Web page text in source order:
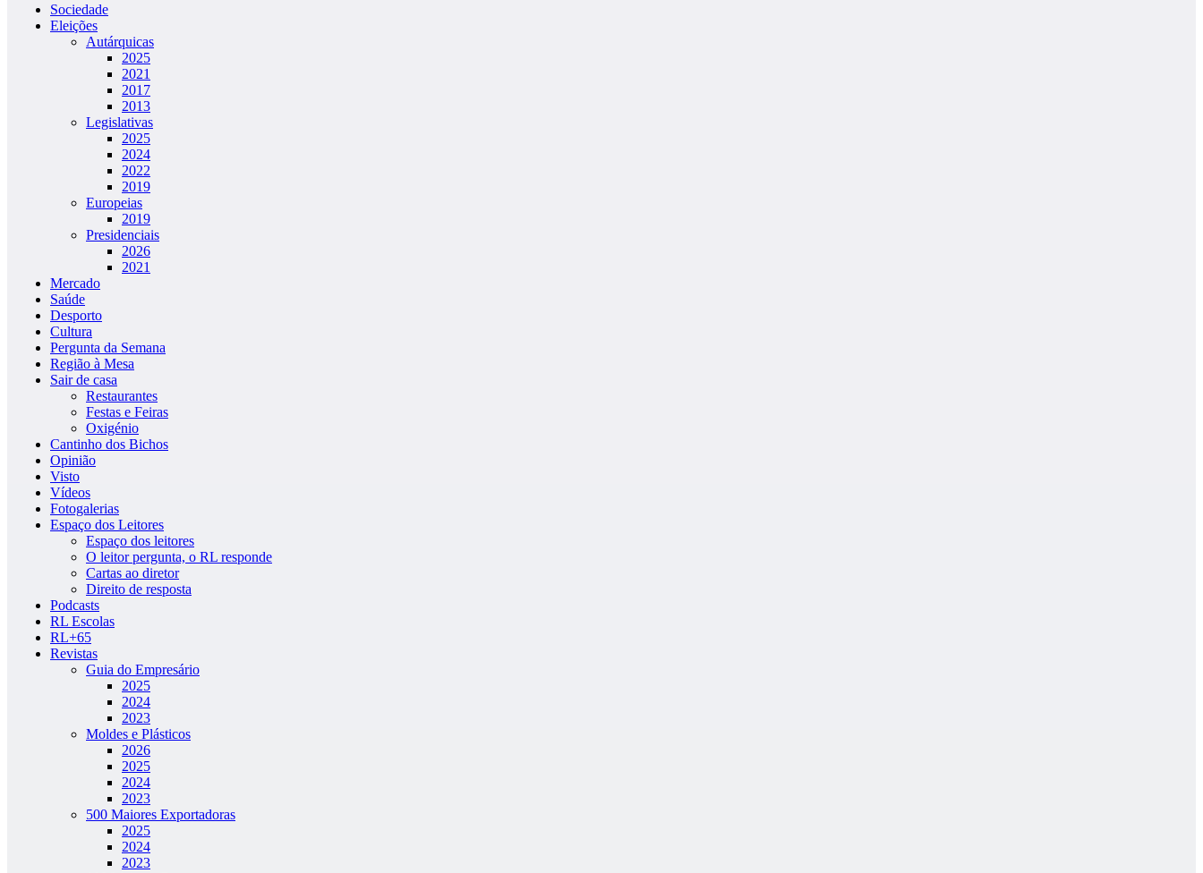
Sociedade
Eleições
Autárquicas
2025
2021
2017
2013
Legislativas
2025
2024
2022
2019
Europeias
2019
Presidenciais
2026
2021
Mercado
Saúde
Desporto
Cultura
Pergunta da Semana
Região à Mesa
Sair de casa
Restaurantes
Festas e Feiras
Oxigénio
Cantinho dos Bichos
Opinião
Visto
Vídeos
Fotogalerias
Espaço dos Leitores
Espaço dos leitores
O leitor pergunta, o RL responde
Cartas ao diretor
Direito de resposta
Podcasts
RL Escolas
RL+65
Revistas
Guia do Empresário
2025
2024
2023
Moldes e Plásticos
2026
2025
2024
2023
500 Maiores Exportadoras
2025
2024
2023